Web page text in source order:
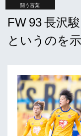
闘う言葉
FW 93 長沢
というのを